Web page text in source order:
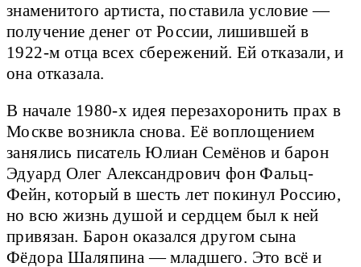
знаменитого артиста, поставила условие —
получение денег от России, лишившей в
1922-м отца всех сбережений. Ей отказали, и
она отказала.
В начале 1980-х идея перезахоронить прах в
Москве возникла снова. Её воплощением
занялись писатель Юлиан Семёнов и барон
Эдуард Олег Александрович фон Фальц-
Фейн, который в шесть лет покинул Россию,
но всю жизнь душой и сердцем был к ней
привязан. Барон оказался другом сына
Фёдора Шаляпина — младшего. Это всё и